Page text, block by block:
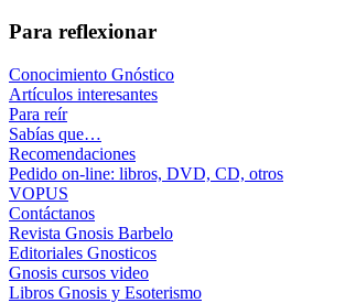
Para reflexionar
Conocimiento Gnóstico
Artículos interesantes
Para reír
Sabías que…
Recomendaciones
Pedido on-line: libros, DVD, CD, otros
VOPUS
Contáctanos
Revista Gnosis Barbelo
Editoriales Gnosticos
Gnosis cursos video
Libros Gnosis y Esoterismo